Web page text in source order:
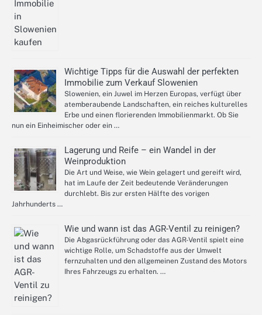
Wichtige Tipps für die Auswahl der perfekten
Immobilie zum Verkauf Slowenien
Slowenien, ein Juwel im Herzen Europas, verfügt über
atemberaubende Landschaften, ein reiches kulturelles
Erbe und einen florierenden Immobilienmarkt. Ob Sie
nun ein Einheimischer oder ein …
Lagerung und Reife – ein Wandel in der
Weinproduktion
Die Art und Weise, wie Wein gelagert und gereift wird,
hat im Laufe der Zeit bedeutende Veränderungen
durchlebt. Bis zur ersten Hälfte des vorigen
Jahrhunderts …
Wie und wann ist das AGR-Ventil zu reinigen?
Die Abgasrückführung oder das AGR-Ventil spielt eine
wichtige Rolle, um Schadstoffe aus der Umwelt
fernzuhalten und den allgemeinen Zustand des Motors
Ihres Fahrzeugs zu erhalten. …